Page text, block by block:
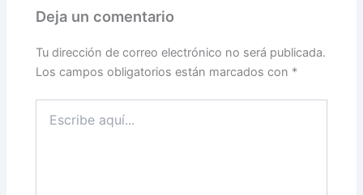
Deja un comentario
Tu dirección de correo electrónico no será publicada.
Los campos obligatorios están marcados con *
aquí...